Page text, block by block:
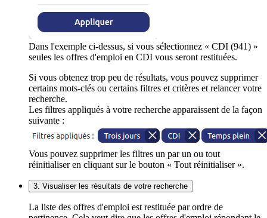
Dans l'exemple ci-dessus, si vous sélectionnez « CDI (941) »
seules les offres d'emploi en CDI vous seront restituées.
Si vous obtenez trop peu de résultats, vous pouvez supprimer
certains mots-clés ou certains filtres et critères et relancer votre
recherche.
Les filtres appliqués à votre recherche apparaissent de la façon
suivante :
Vous pouvez supprimer les filtres un par un ou tout
réinitialiser en cliquant sur le bouton « Tout réinitialiser ».
3. Visualiser les résultats de votre recherche
La liste des offres d'emploi est restituée par ordre de